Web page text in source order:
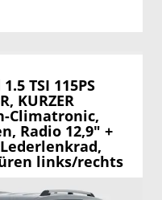
TSI 115PS
KURZER
Climatronic,
Radio 12,9" +
links/rechts